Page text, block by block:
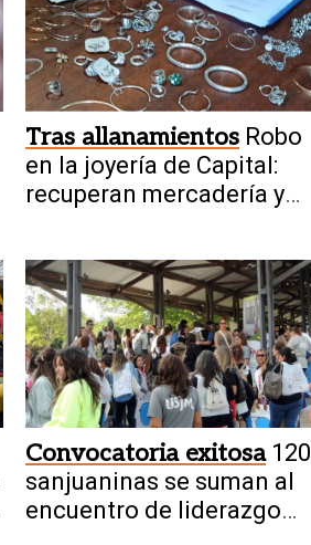
Tras allanamientos Robo
en la joyería de Capital:
recuperan mercadería y
Convocatoria exitosa 120
sanjuaninas se suman al
encuentro de liderazgo